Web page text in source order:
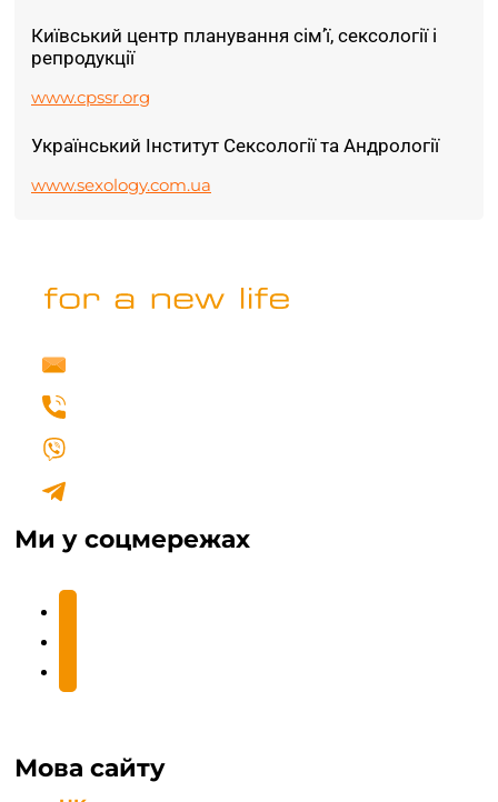
Київський центр планування сім’ї, сексології і
репродукції
www.cpssr.org
Український Інститут Сексології та Андрології
www.sexology.com.ua
Ми у соцмережах
Мова сайту